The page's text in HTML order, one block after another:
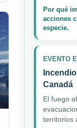
Por qué
acciones
especie.
EVENTO
Canadá
El fuego
territorios